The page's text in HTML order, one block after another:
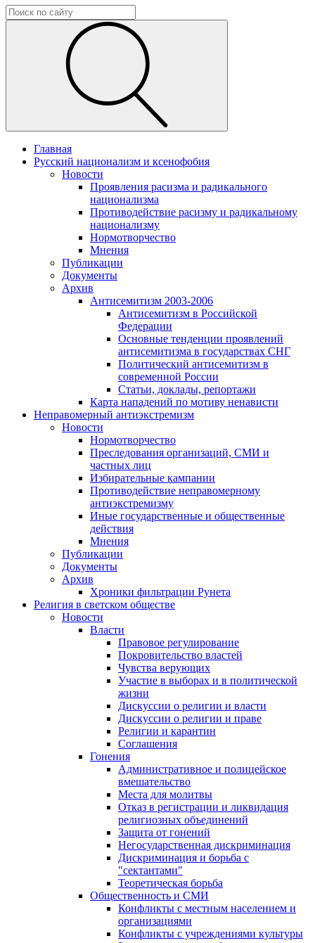
Главная
Русский национализм и ксенофобия
Новости
Проявления расизма и радикального
национализма
Противодействие расизму и радикальному
национализму
Нормотворчество
Мнения
Публикации
Документы
Архив
Антисемитизм 2003-2006
Антисемитизм в Российской
Федерации
Основные тенденции проявлений
антисемитизма в государствах СНГ
Политический антисемитизм в
современной России
Статьи, доклады, репортажи
Карта нападений по мотиву ненависти
Неправомерный антиэкстремизм
Новости
Нормотворчество
Преследования организаций, СМИ и
частных лиц
Избирательные кампании
Противодействие неправомерному
антиэкстремизму
Иные государственные и общественные
действия
Мнения
Публикации
Документы
Архив
Хроники фильтрации Рунета
Религия в светском обществе
Новости
Власти
Правовое регулирование
Покровительство властей
Чувства верующих
Участие в выборах и в политической
жизни
Дискуссии о религии и власти
Дискуссии о религии и праве
Религии и карантин
Соглашения
Гонения
Административное и полицейское
вмешательство
Места для молитвы
Отказ в регистрации и ликвидация
религиозных объединений
Защита от гонений
Негосударственная дискриминация
Дискриминация и борьба с
"сектантами"
Теоретическая борьба
Общественность и СМИ
Конфликты с местным населением и
организациями
Конфликты с учреждениями культуры